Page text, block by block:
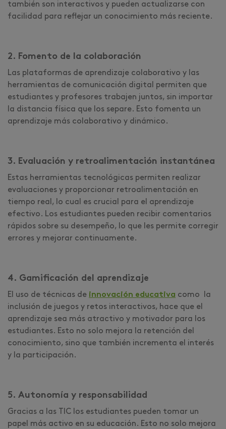
también son interactivos y pueden actualizarse con
facilidad para reflejar un conocimiento más reciente.
2. Fomento de la colaboración
Las plataformas de aprendizaje colaborativo y las
herramientas de comunicación digital permiten que
estudiantes y profesores trabajen juntos, sin importar
la distancia física que los separe. Esto fomenta un
aprendizaje más colaborativo y dinámico.
3. Evaluación y retroalimentación instantánea
Estas herramientas tecnológicas permiten realizar
evaluaciones y proporcionar retroalimentación en
tiempo real, lo cual es crucial para el aprendizaje
efectivo. Los estudiantes pueden recibir comentarios
rápidos sobre su desempeño, lo que les permite corregir
errores y mejorar continuamente.
4. Gamificación del aprendizaje
El uso de técnicas de innovación educativa como la
inclusión de juegos y retos interactivos, hace que el
aprendizaje sea más atractivo y motivador para los
estudiantes. Esto no solo mejora la retención del
conocimiento, sino que también incrementa el interés
y la participación.
5. Autonomía y responsabilidad
Gracias a las TIC los estudiantes pueden tomar un
papel más activo en su educación. Esto no solo mejora